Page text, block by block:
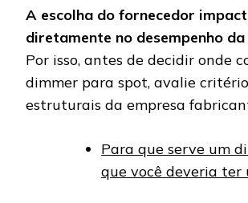
A escolha do fornecedor
diretamente no desempenho
Por isso, antes de decidir onde
dimmer para spot, avalie
estruturais da empresa
Para que serve um
que você deveria ter